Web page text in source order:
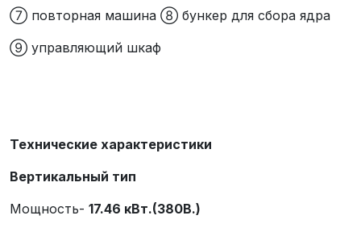
⑦ повторная машина ⑧ бункер для сбора ядра
⑨ управляющий шкаф
Технические характеристики
Вертикальный тип
Мощность- 17.46 кВт.(380В.)